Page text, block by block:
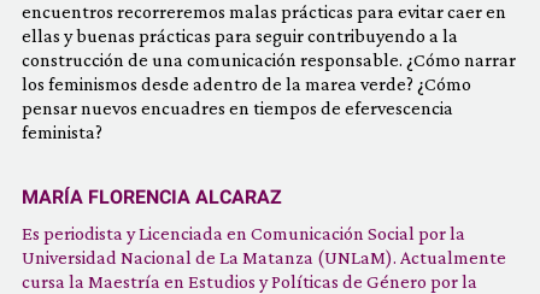
encuentros recorreremos malas prácticas para evitar caer en
ellas y buenas prácticas para seguir contribuyendo a la
construcción de una comunicación responsable. ¿Cómo narrar
los feminismos desde adentro de la marea verde? ¿Cómo
pensar nuevos encuadres en tiempos de efervescencia
feminista?
MARÍA FLORENCIA ALCARAZ
Es periodista y Licenciada en Comunicación Social por la
Universidad Nacional de La Matanza (UNLaM). Actualmente
cursa la Maestría en Estudios y Políticas de Género por la